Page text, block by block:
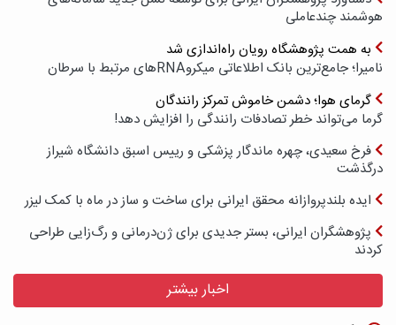
هوشمند چندعاملی
به همت پژوهشگاه رویان راه‌اندازی شد
نامیرا؛ جامع‌ترین بانک اطلاعاتی میکروRNAهای مرتبط با سرطان
گرمای هوا؛ دشمن خاموش تمرکز رانندگان
گرما می‌تواند خطر تصادفات رانندگی را افزایش دهد!
فرخ سعیدی، چهره ماندگار پزشکی و رییس اسبق دانشگاه شیراز
درگذشت
ایده بلندپروازانه محقق ایرانی برای ساخت و ساز در ماه با کمک لیزر
پژوهشگران ایرانی، بستر جدیدی برای ژن‌درمانی و رگ‌زایی طراحی
کردند
اخبار بیشتر